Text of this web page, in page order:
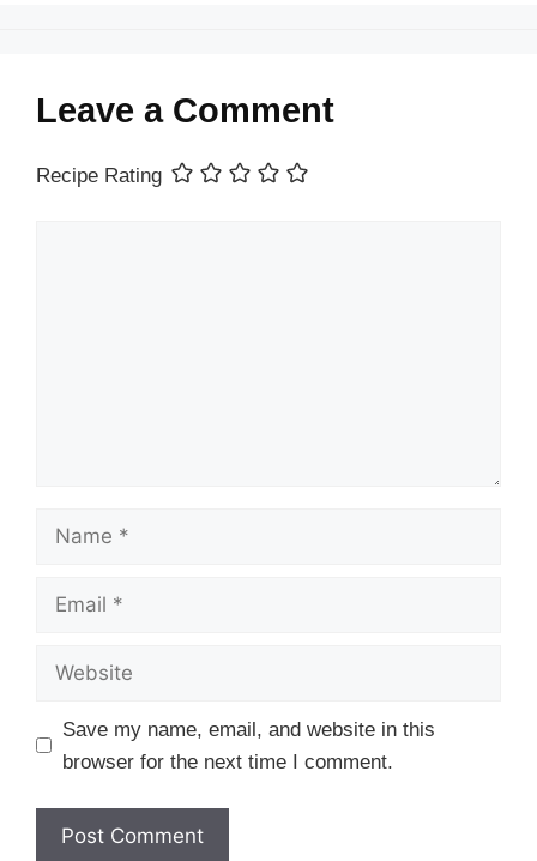
Leave a Comment
Recipe Rating
Name
Email
Website
Save my name, email, and website in this
browser for the next time I comment.